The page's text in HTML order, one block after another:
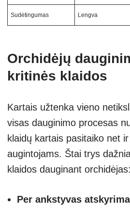
Sudėtingumas Lengva
Orchidėjų
kritinės klaidos
Kartais užtenka vieno
visas dauginimo procesas
klaidų kartais pasitaiko net
augintojams. Štai trys
klaidos dauginant orchidėjas:
Per ankstyvas